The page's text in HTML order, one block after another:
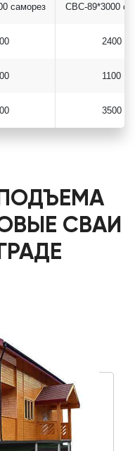
саморез СВС-89*3000
2400
1100
3500
СВАИ